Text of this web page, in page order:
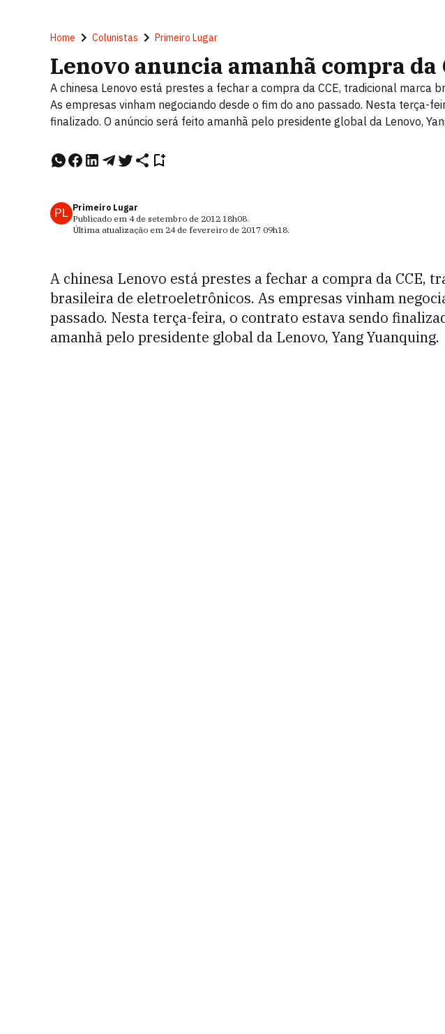
Home Colunistas Primeiro Lugar
Lenovo anuncia amanhã compra da
A chinesa Lenovo está prestes a fechar a compra da CCE, tradicional marca
As empresas vinham negociando desde o fim do ano passado. Nesta terça-
finalizado. O anúncio será feito amanhã pelo presidente global da Lenovo,
PL Primeiro Lugar
Publicado em 4 de setembro de 2012 18h08.
Última atualização em 24 de fevereiro de 2017 09h18.
A chinesa Lenovo está prestes a fechar a compra da CCE,
brasileira de eletroeletrônicos. As empresas vinham
passado. Nesta terça-feira, o contrato estava sendo
amanhã pelo presidente global da Lenovo, Yang Yuanquing.